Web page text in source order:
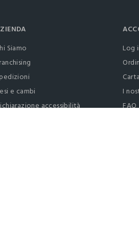
Siamo
e cambi
accessibilità
Log
I
FAQ